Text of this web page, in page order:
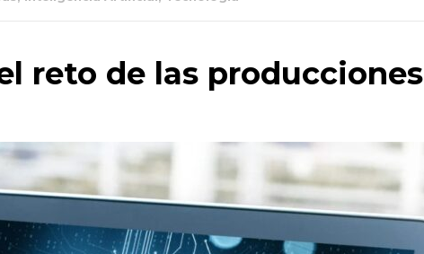
reto de las producciones